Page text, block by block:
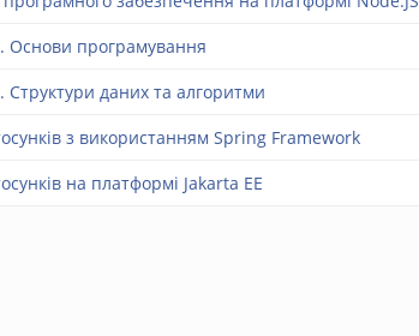
Основи програмування
даних та алгоритми
з використанням Spring Framework
на платформі Jakarta EE